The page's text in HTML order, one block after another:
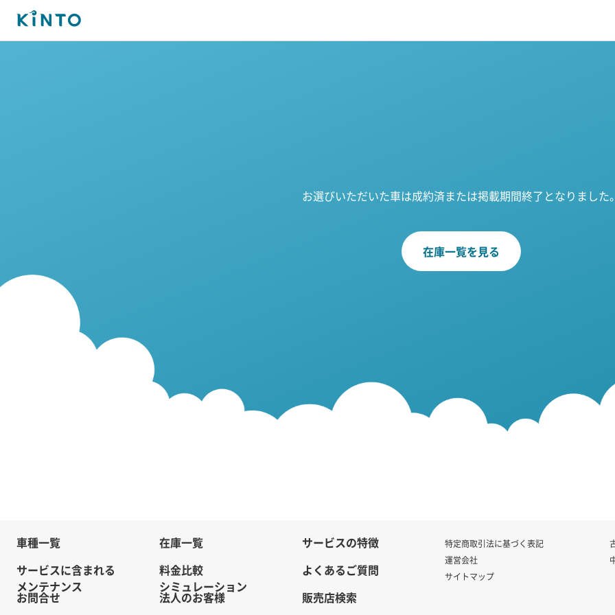
お選びいただいた車は成約済または掲載期間終了となりました
在庫一覧を見る
車種一覧 在庫一覧
サービスの特徴
サービスに含まれる
メンテナンス
料金比較
シミュレーション
よくあるご質問
お問合せ
法人のお客様 販売店検索
特定商取引法に基づく表記
運営会社
サイトマップ